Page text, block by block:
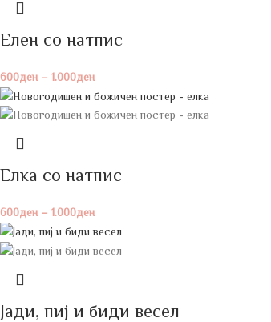
Елен со натпис
600ден – 1.000ден
Елка со натпис
600ден– 1.000ден
Јади, пиј и биди весел